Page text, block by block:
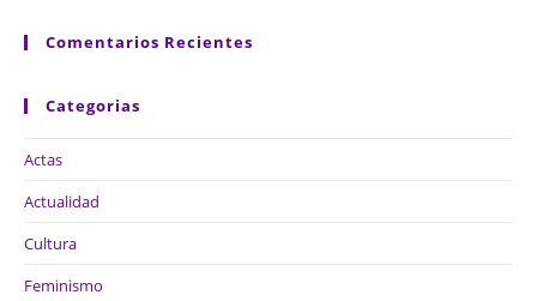
Comentarios Recientes
Categorias
Actas
Actualidad
Cultura
Feminismo